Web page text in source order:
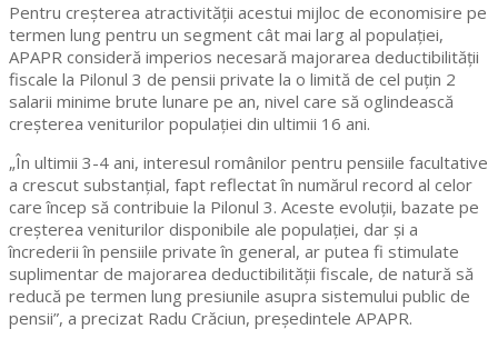
Pentru creșterea atractivității acestui mijloc de economisire pe
termen lung pentru un segment cât mai larg al populației,
APAPR consideră imperios necesară majorarea deductibilității
fiscale la Pilonul 3 de pensii private la o limită de cel puțin 2
salarii minime brute lunare pe an, nivel care să oglindească
creșterea veniturilor populației din ultimii 16 ani.
„În ultimii 3-4 ani, interesul românilor pentru pensiile facultative
a crescut substanțial, fapt reflectat în numărul record al celor
care încep să contribuie la Pilonul 3. Aceste evoluții, bazate pe
creșterea veniturilor disponibile ale populației, dar și a
încrederii în pensiile private în general, ar putea fi stimulate
suplimentar de majorarea deductibilității fiscale, de natură să
reducă pe termen lung presiunile asupra sistemului public de
pensii”, a precizat Radu Crăciun, președintele APAPR.